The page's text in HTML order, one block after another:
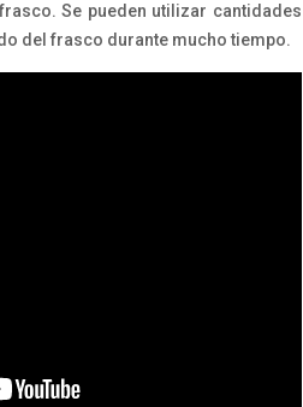
Se pueden utilizar cantidades
del frasco durante mucho tiempo.